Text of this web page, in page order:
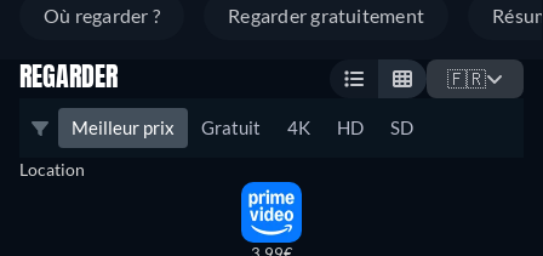
Où regarder ? Regarder gratuitement
REGARDER 🇫🇷
Meilleur prix Gratuit 4K HD SD
Location